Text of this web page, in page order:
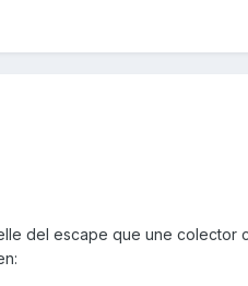
del escape que une colector